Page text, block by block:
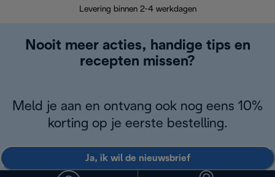
Levering binnen 2-4 werkdagen
Nooit meer acties, handige tips en
recepten missen?
Meld je aan en ontvang ook nog eens 10%
korting op je eerste bestelling.
Ja, ik wil de nieuwsbrief